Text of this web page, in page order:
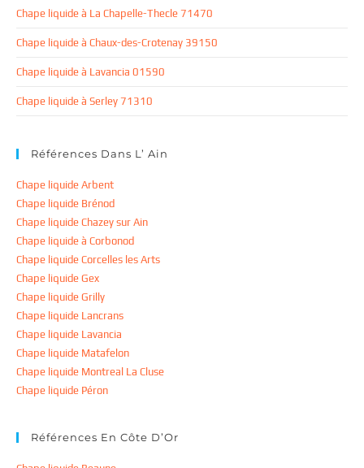
Chape liquide à La Chapelle-Thecle 71470
Chape liquide à Chaux-des-Crotenay 39150
Chape liquide à Lavancia 01590
Chape liquide à Serley 71310
Références Dans L’ Ain
Chape liquide Arbent
Chape liquide Brénod
Chape liquide Chazey sur Ain
Chape liquide à Corbonod
Chape liquide Corcelles les Arts
Chape liquide Gex
Chape liquide Grilly
Chape liquide Lancrans
Chape liquide Lavancia
Chape liquide Matafelon
Chape liquide Montreal La Cluse
Chape liquide Péron
Références En Côte D’Or